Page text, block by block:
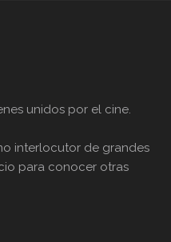
unidos por el cine.
interlocutor de grandes
para conocer otras